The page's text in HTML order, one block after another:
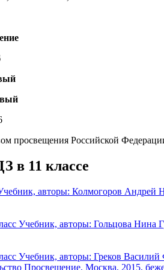
просвещения Российской
в 11 классе